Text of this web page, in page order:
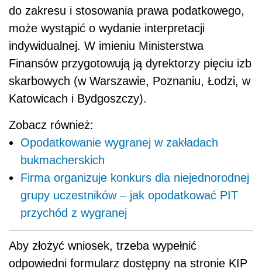
do zakresu i stosowania prawa podatkowego,
może wystąpić o wydanie interpretacji
indywidualnej. W imieniu Ministerstwa
Finansów przygotowują ją dyrektorzy pięciu izb
skarbowych (w Warszawie, Poznaniu, Łodzi, w
Katowicach i Bydgoszczy).
Zobacz również:
Opodatkowanie wygranej w zakładach
bukmacherskich
Firma organizuje konkurs dla niejednorodnej
grupy uczestników – jak opodatkować PIT
przychód z wygranej
Aby złożyć wniosek, trzeba wypełnić
odpowiedni formularz dostępny na stronie KIP